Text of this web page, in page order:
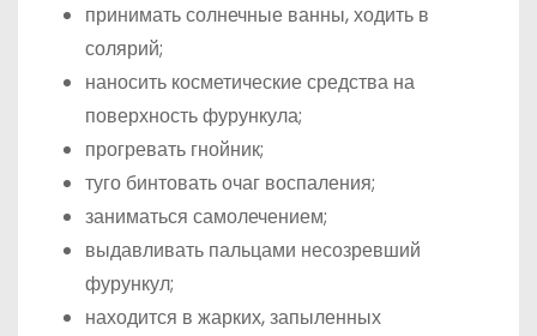
принимать солнечные ванны, ходить в
солярий;
наносить косметические средства на
поверхность фурункула;
прогревать гнойник;
туго бинтовать очаг воспаления;
заниматься самолечением;
выдавливать пальцами несозревший
фурункул;
находится в жарких, запыленных